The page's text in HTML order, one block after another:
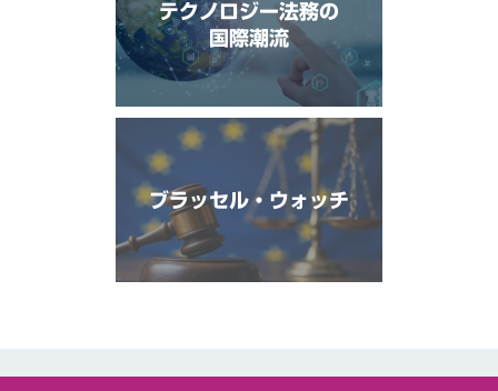
テクノロジー法務の
国際潮流
ブラッセル・ウォッチ